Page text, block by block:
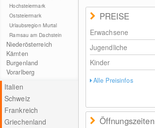
Hochsteiermark
Oststeiermark
Urlaubsregion Murtal
Ramsau am Dachstein
Niederösterreich
Kärnten
Burgenland
Vorarlberg
Italien
Schweiz
Frankreich
Griechenland
PREISE
Erwachsene
Jugendliche
Kinder
Alle Preisinfos
Öffnungszeiten